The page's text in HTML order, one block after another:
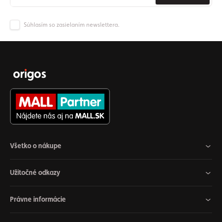
Súhlasím so zasielaním newslettera.
Všetko o nákupe
Užitočné odkazy
Právne informácie